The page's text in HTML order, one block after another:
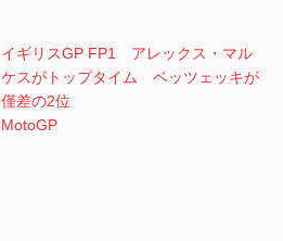
イギリスGP FP1 アレックス・マル
ケスがトップタイム ベッツェッキが
僅差の2位
MotoGP